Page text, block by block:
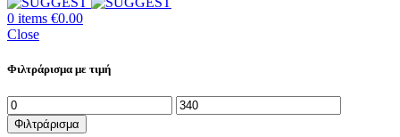
0 items €0.00
Close
Φιλτράρισμα με τιμή
Ελάχιστη
τιμή
Μέγιστη
τιμή
Φιλτράρισμα